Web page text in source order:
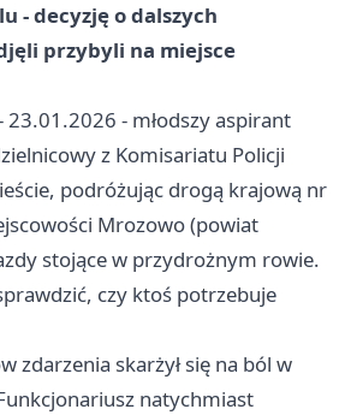
- decyzję o dalszych
przybyli na miejsce
- młodszy aspirant
z Komisariatu Policji
podróżując drogą krajową nr
Mrozowo (powiat
stojące w przydrożnym rowie.
czy ktoś potrzebuje
zdarzenia skarżył się na ból w
natychmiast